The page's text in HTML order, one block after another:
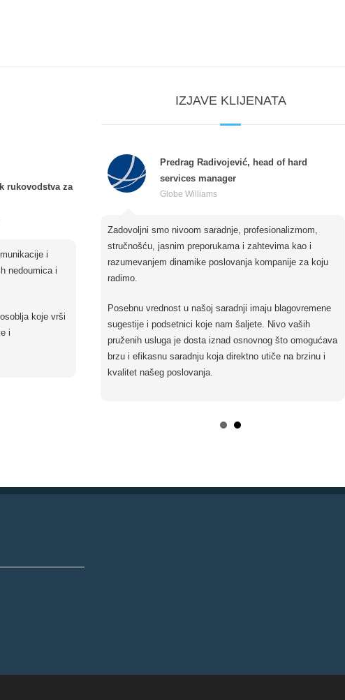
IZJAVE KLIJENATA
rukovodstva za
i
nedoumica i
koje vrši
i
Predrag Radivojević, head of hard
services manager
Globe Williams
Zadovoljni smo nivoom saradnje, profesionalizmom,
stručnošću, jasnim preporukama i zahtevima kao i
razumevanjem dinamike poslovanja kompanije za koju
radimo.
Posebnu vrednost u našoj saradnji imaju blagovremene
sugestije i podsetnici koje nam šaljete. Nivo vaših
pruženih usluga je dosta iznad osnovnog što omogućava
brzu i efikasnu saradnju koja direktno utiče na brzinu i
kvalitet našeg poslovanja.